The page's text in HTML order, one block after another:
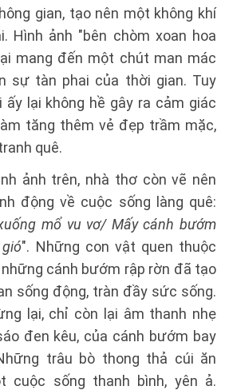
gian, tạo nên một không khí
Hình ảnh "bên chòm xoan hoa
mang đến một chút man mác
sự tàn phai của thời gian. Tuy
ấy lại không hề gây ra cảm giác
tăng thêm vẻ đẹp trầm mặc,
quê.
ảnh trên, nhà thơ còn vẽ nên
động về cuộc sống làng quê:
mổ vu vơ/ Mấy cánh bướm
". Những con vật quen thuộc
cánh bướm rập rờn đã tạo
sống động, tràn đầy sức sống.
lại, chỉ còn lại âm thanh nhẹ
đen kêu, của cánh bướm bay
trâu bò thong thả cúi ăn
cuộc sống thanh bình, yên ả.